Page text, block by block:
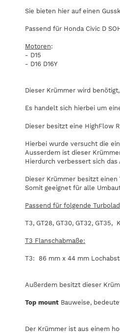
Sie bieten hier auf einen
Passend für Honda Civic D
Motoren:
- D15
- D16 D16Y
Dieser Krümmer wird
Es handelt sich hierbei um
Dieser besitzt eine HighFlow
Hierbei wurde versucht die
Ausserdem ist dieser
Hierdurch verbessert sich
Dieser Krümmer besitzt einen
Somit geeignet für alle
Passend für folgende
T3, GT28, GT30, GT32, GT35,
T3 Flanschabmaße:
T3: 86 mm x 44 mm
Außerdem besitzt dieser
Top mount Bauweise,
Der Krümmer ist aus einem